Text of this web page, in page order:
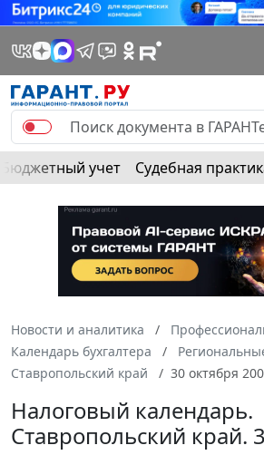
Бюджетный учет Судебная
Новости и аналитика
Календарь бухгалтера
Ставропольский край
30 октября
Налоговый календарь.
Ставропольский край.